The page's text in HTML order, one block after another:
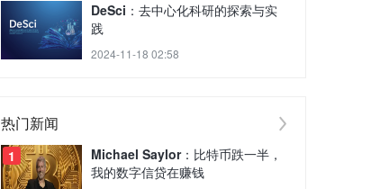
DeSci：去中心化科研的探索与实
践
2024-11-18 02:58
热门新闻
1
Michael Saylor：比特币跌一半，
我的数字信贷在赚钱